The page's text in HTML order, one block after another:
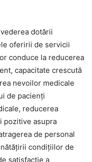
dotării
oferirii de servicii
conduce la reducerea
capacitate crescută
nevoilor medicale
de pacienți
reducerea
pozitive asupra
de personal
condițiilor de
satisfacție a